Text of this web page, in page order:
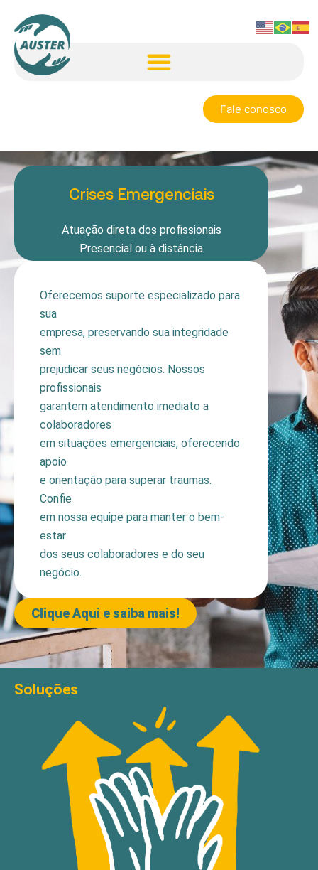
Fale conosco
Crises Emergenciais
Atuação direta dos profissionais
Presencial ou à distância
Oferecemos suporte especializado para
sua
empresa, preservando sua integridade
sem
prejudicar seus negócios. Nossos
profissionais
garantem atendimento imediato a
colaboradores
em situações emergenciais, oferecendo
apoio
e orientação para superar traumas.
Confie
em nossa equipe para manter o bem-
estar
dos seus colaboradores e do seu
negócio.
Clique Aqui e saiba mais!
Soluções